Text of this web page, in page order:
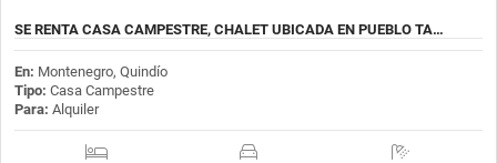
SE RENTA CASA CAMPESTRE, CHALET UBICADA EN PUEBLO TA…
En: Montenegro, Quindío
Tipo: Casa Campestre
Para: Alquiler